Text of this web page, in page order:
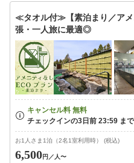
≪タオル付≫【素泊まり／アメ
張・一人旅に最適◎
お1人さま1泊（2名1室利用時） (税込)
6,500円 ／人〜